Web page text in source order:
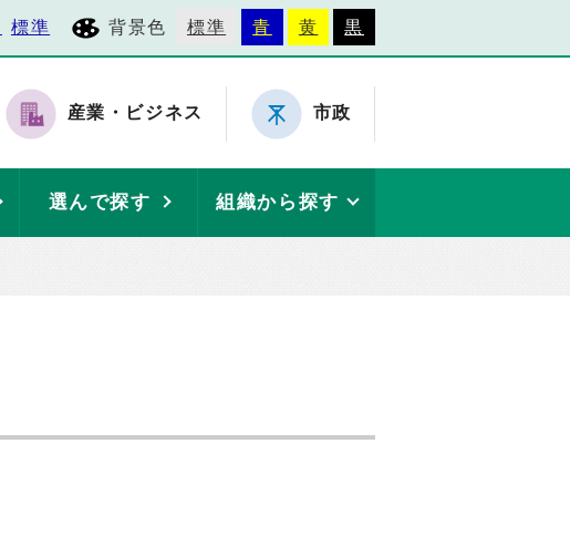
標準 背景色 標準 青 黄 黒
産業・ビジネス 市政
選んで探す 組織から探す